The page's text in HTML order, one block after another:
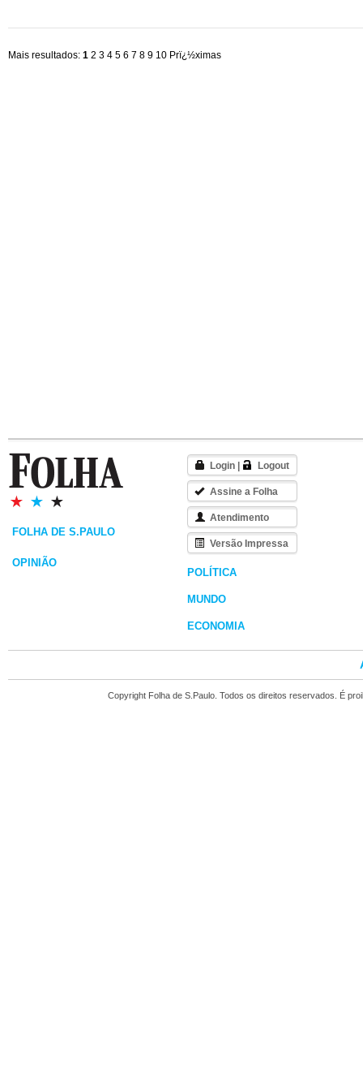
Mais resultados: 1 2 3 4 5 6 7 8 9 10 Prï¿½ximas
FOLHA DE S.PAULO
OPINIÃO
Login Logout
Assine a Folha
Atendimento
Versão Impressa
POLÍTICA
MUNDO
ECONOMIA
Copyright Folha de S.Paulo. Todos os direitos reservados. É